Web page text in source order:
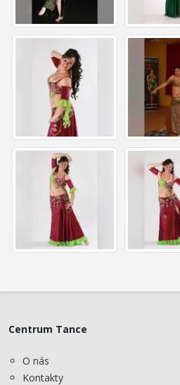
Centrum Tance
O nás
Kontakty